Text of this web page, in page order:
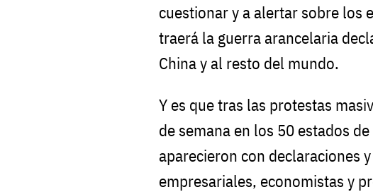
cuestionar y a alertar sobre los
traerá la guerra arancelaria
China y al resto del mundo.
Y es que tras las protestas
de semana en los 50 estados
aparecieron con declaraciones
empresariales, economistas y